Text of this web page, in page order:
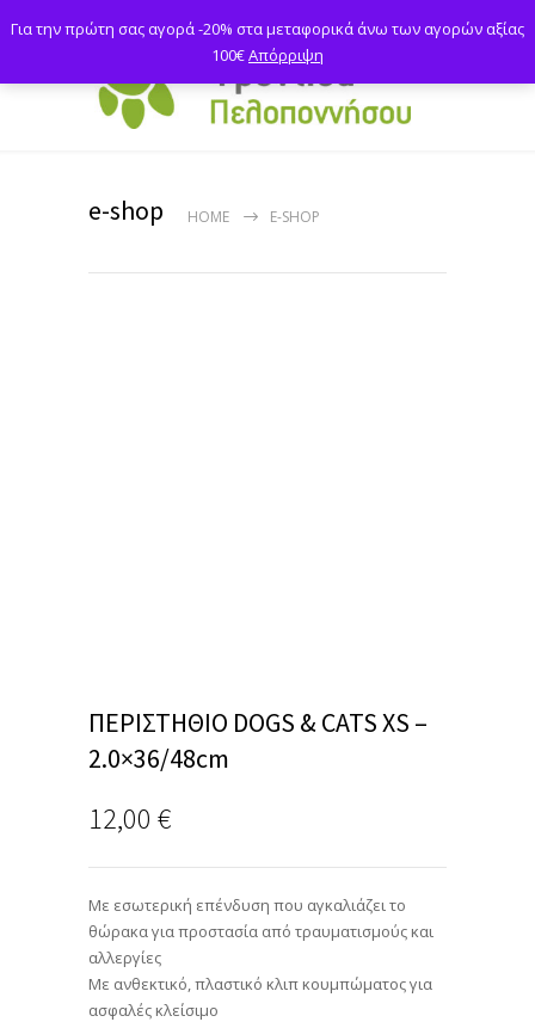
e-shop HOME E-SHOP
ΠΕΡΙΣΤΗΘΙΟ DOGS & CATS XS –
2.0×36/48cm
12,00 €
Με εσωτερική επένδυση που αγκαλιάζει το
θώρακα για προστασία από τραυματισμούς και
αλλεργίες
Με ανθεκτικό, πλαστικό κλιπ κουμπώματος για
ασφαλές κλείσιμο
Για την πρώτη σας αγορά -20% στα μεταφορικά άνω των αγορών αξίας
100€Απόρριψη